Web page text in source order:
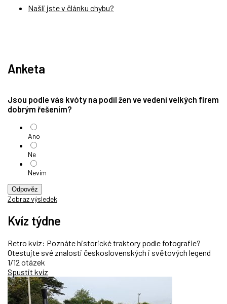
Našli jste v článku chybu?
Anketa
Jsou podle vás kvóty na podíl žen ve vedení velkých firem
dobrým řešením?
Ano
Ne
Nevím
Odpověz
Zobraz výsledek
Kvíz týdne
Retro kvíz: Poznáte historické traktory podle fotografie?
Otestujte své znalosti československých i světových legend
1/12 otázek
Spustit kvíz